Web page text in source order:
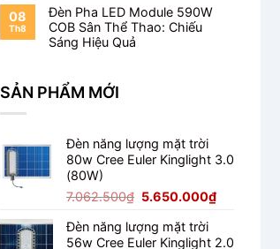
Học
Pha
Module
100W
08
Th8
Đèn Pha LED Module 590W
COB Sân Thể Thao: Chiếu
Sáng Hiệu Quả
SẢN PHẨM MỚI
Đèn năng lượng mặt trời
80w Cree Euler Kinglight 3.0
(80W)
7.062.500₫ Giá
là:
7.062.500₫.
5.650.000₫Giá
là:
Đèn năng lượng mặt trời
56w Cree Euler Kinglight 2.0